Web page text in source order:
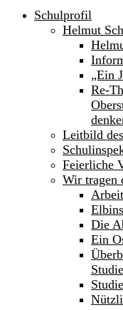
Gymnasium
Schulprofil
Helmut
„Ein
Re-
Leitbild
Feierliche
Wir tragen
Die
Ein